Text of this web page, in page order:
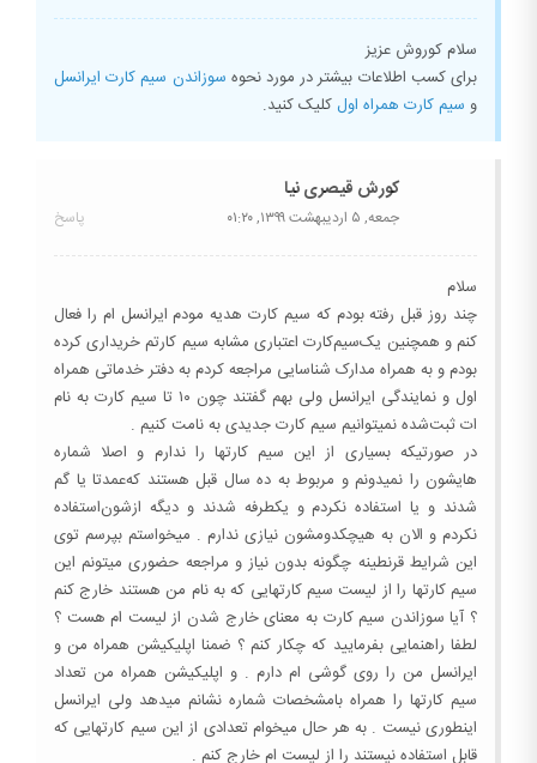
سلام کوروش عزیز
برای کسب اطلاعات بیشتر در مورد نحوه سوزاندن سیم کارت ایرانسل
و سیم کارت همراه اول کلیک کنید.
کورش قیصری نیا
جمعه, ۵ اردیبهشت ۱۳۹۹, ۰۱:۲۰ پاسخ
سلام
چند روز قبل رفته بودم که سیم کارت هدیه مودم ایرانسل ام را فعال
کنم و همچنین یک‌سیم‌کارت اعتباری مشابه سیم‌ کارتم خریداری کرده
بودم و به همراه مدارک شناسایی مراجعه کردم به دفتر خدماتی همراه
اول و نمایندگی ایرانسل ولی بهم گفتند چون ۱۰ تا سیم کارت به نام
ات ثبت‌شده نمیتوانیم سیم کارت جدیدی به نامت کنیم .
در صورتیکه‌ بسیاری از این سیم کارتها را ندارم و اصلا شماره
هایشون را نمیدونم و مربوط به ده سال قبل هستند که‌عمدتا یا گم
شدند و یا استفاده نکردم و یکطرفه شدند و دیگه ازشون‌استفاده
نکردم و الان به هیچکدومشون نیازی ندارم . میخواستم بپرسم توی
این شرایط قرنطینه چگونه بدون نیاز و مراجعه حضوری میتونم این
سیم کارتها را از لیست سیم کارتهایی که به نام من هستند خارج کنم
؟ آیا سوزاندن سیم کارت به معنای خارج شدن از لیست ام هست ؟
لطفا راهنمایی بفرمایید که چکار کنم ؟ ضمنا اپلیکیشن همراه من و
ایرانسل من را روی گوشی ام دارم . و اپلیکیشن همراه من تعداد
سیم کارتها را همراه بامشخصات شماره نشانم میدهد ولی ایرانسل
اینطوری نیست . به هر حال میخوام تعدادی از این سیم کارتهایی که
قابل استفاده نیستند را از لیست ام خارج کنم .